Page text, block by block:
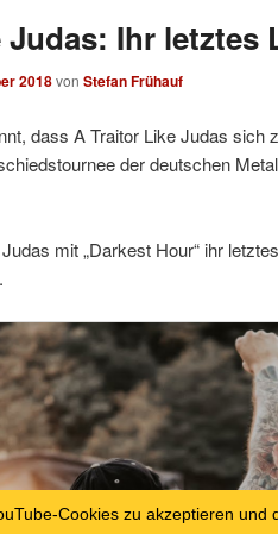
Ihr letztes
2018von Stefan Frühauf
dass A Traitor Like Judas sich
der deutschen
mit „Darkest Hour“ ihr
Cookies zu akzeptieren und